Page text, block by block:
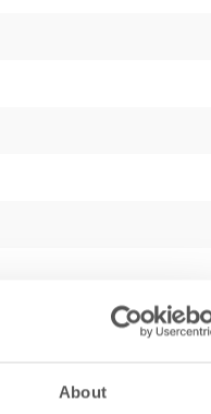
About